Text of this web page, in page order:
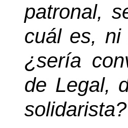
patronal,
cuál es, ni
¿sería
de Legal,